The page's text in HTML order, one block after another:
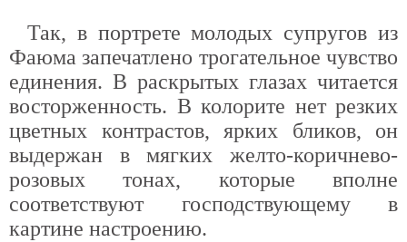
Так, в портрете молодых супругов из
Фаюма запечатлено трогательное чувство
единения. В раскрытых глазах читается
восторженность. В колорите нет резких
цветных контрастов, ярких бликов, он
выдержан в мягких желто-коричнево-
розовых тонах, которые вполне
соответствуют господствующему в
картине настроению.